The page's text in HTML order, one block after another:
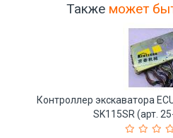
Также может
Контроллер экскаватора
SK115SR (арт.